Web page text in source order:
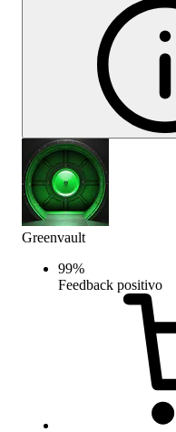
Greenvault
99%
Feedback positivo